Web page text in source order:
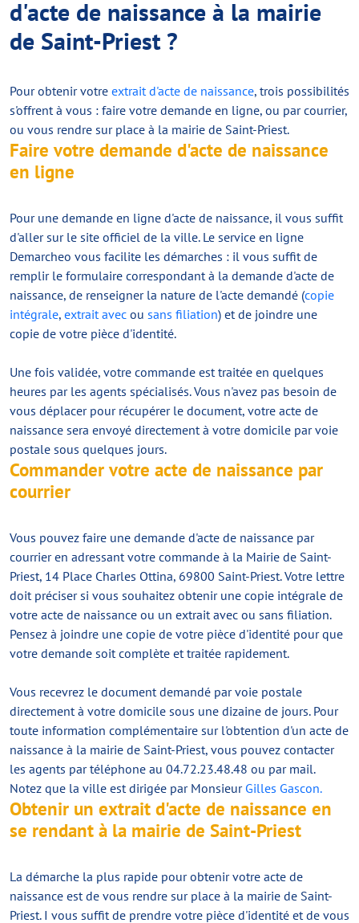
d'acte de naissance à la mairie
de Saint-Priest ?
Pour obtenir votre extrait d'acte de naissance, trois possibilités
s'offrent à vous : faire votre demande en ligne, ou par courrier,
ou vous rendre sur place à la mairie de Saint-Priest.
Faire votre demande d'acte de naissance
en ligne
Pour une demande en ligne d'acte de naissance, il vous suffit
d'aller sur le site officiel de la ville. Le service en ligne
Demarcheo vous facilite les démarches : il vous suffit de
remplir le formulaire correspondant à la demande d'acte de
naissance, de renseigner la nature de l'acte demandé (copie
intégrale, extrait avec ou sans filiation) et de joindre une
copie de votre pièce d'identité.
Une fois validée, votre commande est traitée en quelques
heures par les agents spécialisés. Vous n'avez pas besoin de
vous déplacer pour récupérer le document, votre acte de
naissance sera envoyé directement à votre domicile par voie
postale sous quelques jours.
Commander votre acte de naissance par
courrier
Vous pouvez faire une demande d'acte de naissance par
courrier en adressant votre commande à la Mairie de Saint-
Priest, 14 Place Charles Ottina, 69800 Saint-Priest. Votre lettre
doit préciser si vous souhaitez obtenir une copie intégrale de
votre acte de naissance ou un extrait avec ou sans filiation.
Pensez à joindre une copie de votre pièce d'identité pour que
votre demande soit complète et traitée rapidement.
Vous recevrez le document demandé par voie postale
directement à votre domicile sous une dizaine de jours. Pour
toute information complémentaire sur l'obtention d'un acte de
naissance à la mairie de Saint-Priest, vous pouvez contacter
les agents par téléphone au 04.72.23.48.48 ou par mail.
Notez que la ville est dirigée par Monsieur Gilles Gascon.
Obtenir un extrait d'acte de naissance en
se rendant à la mairie de Saint-Priest
La démarche la plus rapide pour obtenir votre acte de
naissance est de vous rendre sur place à la mairie de Saint-
Priest. I vous suffit de prendre votre pièce d'identité et de vous